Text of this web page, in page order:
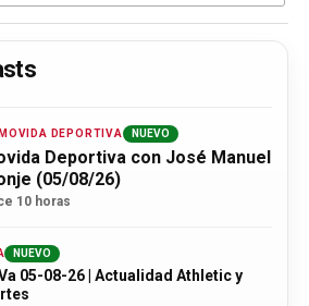
DEPORTIVA NUEVO
Deportiva con José Manuel
(05/08/26)
10 horas
NUEVO
05-08-26 | Actualidad Athletic y